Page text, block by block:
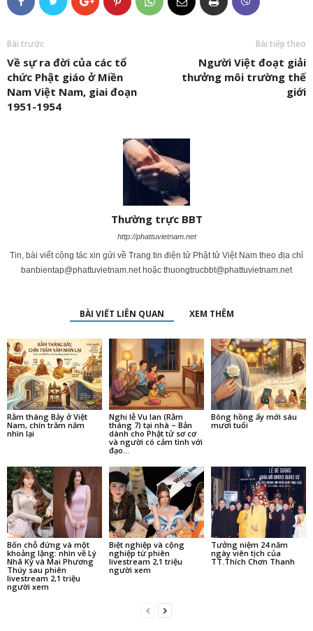
Bài trước
Về sự ra đời của các tổ
chức Phật giáo ở Miền
Nam Việt Nam, giai đoạn
1951-1954
Bài tiếp theo
Người Việt đoạt giải
thưởng môi trường thế
giới
Thường trực BBT
http://phattuvietnam.net
Tin, bài viết cộng tác xin gửi về Trang tin điện tử Phật tử Việt Nam theo địa chỉ
banbientap@phattuvietnam.nethoặc thuongtrucbbt@phattuvietnam.net
BÀI VIẾT LIÊN QUAN XEM THÊM
Rằm tháng Bảy ở Việt
Nam, chín trăm năm
nhìn lại
Nghi lễ Vu lan (Rằm
tháng 7) tại nhà – Bản
dành cho Phật tử sơ cơ
và người có cảm tình với
đạo...
Bông hồng ấy mới sáu
mươi tuổi
Bốn chỗ đứng và một
khoảng lặng: nhìn về Lý
Nhã Kỳ và Mai Phương
Thúy sau phiên
livestream 2,1 triệu
người xem
Biệt nghiệp và cộng
nghiệp từ phiên
livestream 2,1 triệu
người xem
Tưởng niệm 24 năm
ngày viên tịch của
TT.Thích Chơn Thanh